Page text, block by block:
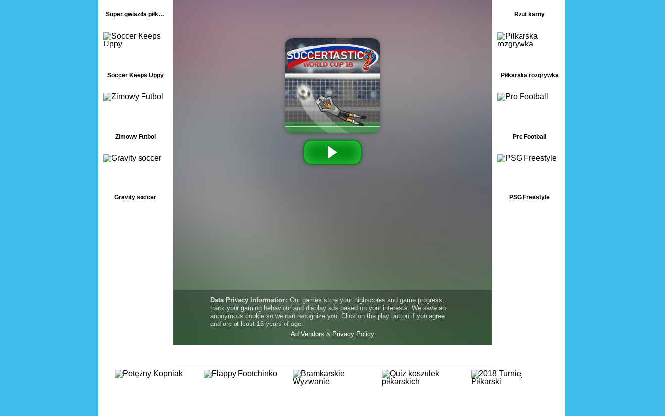
Super gwiazda piłki nożnej
Soccer Keeps Uppy
Zimowy Futbol
Gravity soccer
Rzut karny
Piłkarska rozgrywka
Pro Football
PSG Freestyle